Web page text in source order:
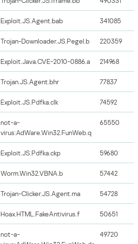
Exploit.JS.Agent.bab 341085
Trojan-Downloader.JS.Pegel.b 220359
Exploit.Java.CVE-2010-0886.a 214968
Trojan.JS.Agent.bhr 77837
Exploit.JS.Pdfka.clk 74592
not-a-
virus:AdWare.Win32.FunWeb.q
65550
Exploit.JS.Pdfka.ckp 59680
Worm.Win32.VBNA.b 57442
Trojan-Clicker.JS.Agent.ma 54728
Hoax.HTML.FakeAntivirus.f 50651
not-a-
49720